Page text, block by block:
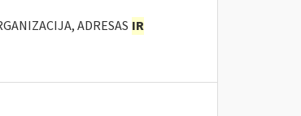
ADRESAS IR